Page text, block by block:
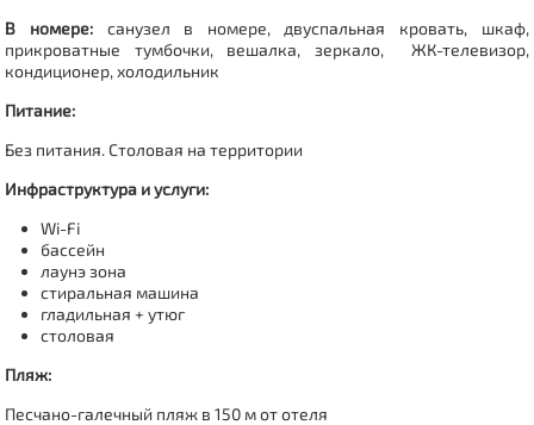
В номере: санузел в номере, двуспальная кровать, шкаф,
прикроватные тумбочки, вешалка, зеркало, ЖК-телевизор,
кондиционер, холодильник
Питание:
Без питания. Столовая на территории
Инфраструктура и услуги:
Wi-Fi
бассейн
лаунэ зона
стиральная машина
гладильная + утюг
столовая
Пляж:
Песчано-галечный пляж в 150 м от отеля